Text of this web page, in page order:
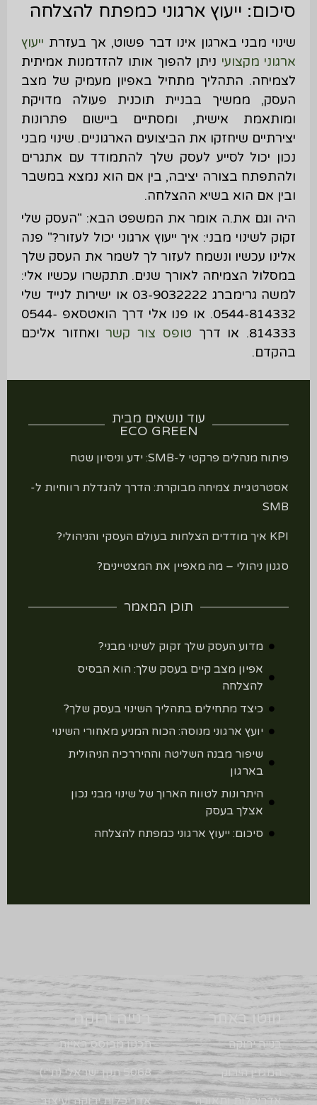
סיכום: ייעוץ ארגוני כמפתח להצלחה
שינוי מבני בארגון אינו דבר פשוט, אך בעזרת ייעוץ
ארגוני מקצועי ניתן להפוך אותו להזדמנות אמיתית
לצמיחה. התהליך מתחיל באפיון מעמיק של מצב
העסק, ממשיך בבניית תוכנית פעולה מדויקת
ומותאמת אישית, ומסתיים ביישום פתרונות
יצירתיים שיחזקו את הביצועים הארגוניים. שינוי מבני
נכון יכול לסייע לעסק שלך להתמודד עם אתגרים
ולהתפתח בצורה יציבה, בין אם הוא נמצא במשבר
ובין אם הוא בשיא ההצלחה.
היה וגם את.ה אומר את המשפט הבא: "העסק שלי
זקוק לשינוי מבני: איך ייעוץ ארגוני יכול לעזור?" פנה
אלינו עכשיו ונשמח לעזור לך לשמר את העסק שלך
במסלול הצמיחה לאורך שנים. תתקשרו עכשיו אלי:
למשה גרימברג 03-9032222 או ישירות לנייד שלי
0544-814332. או פנו אלי דרך הואטסאפ 0544-
814333. או דרך
טופס צור קשרואחזור אליכם
בהקדם.
עוד נושאים מבית
ECO GREEN
פיתוח מנהלים פרקטי ל-SMB: ידע וניסיון שטח
אסטרטגיית צמיחה מבוקרת: הדרך להגדלת רווחיות ל-
SMB
KPI איך מודדים הצלחות בעולם העסקי והניהולי?
סגנון ניהולי – מה מאפיין את המצטיינים?
תוכן המאמר
מדוע העסק שלך זקוק לשינוי מבני?
אפיון מצב קיים בעסק שלך: הוא הבסיס
להצלחה
כיצד מתחילים בתהליך השינוי בעסק שלך?
יועץ ארגוני מנוסה: הכוח המניע מאחורי השינוי
שיפור מבנה השליטה וההיררכיה הניהולית
בארגון
היתרונות לטווח הארוך של שינוי מבני נכון
אצלך בעסק
סיכום: ייעוץ ארגוני כמפתח להצלחה
נווטו באתר
בנייה ירוקה
המגזין הירוק
אדריכלות ותאורה
בנייה ירוקה
תכנון מבוסס ראיות
5068 תקן ישראלי (ת"י)
אדריכלות ירוקה ועיצוב